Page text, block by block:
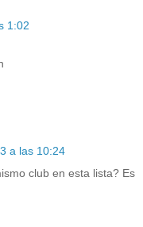
1:02
a las 10:24
club en esta lista? Es